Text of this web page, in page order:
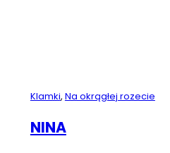
Klamki, Na okrągłej rozecie
NINA